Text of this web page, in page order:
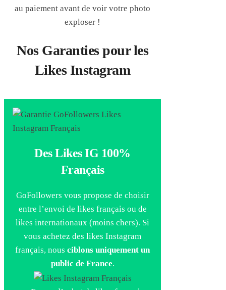
au paiement avant de voir votre photo
exploser !
Nos Garanties pour les
Likes Instagram
Des Likes IG 100%
Français
GoFollowers vous propose de choisir
entre l’envoi de likes français ou de
likes internationaux (moins chers). Si
vous achetez des likes Instagram
français, nousciblons uniquement un
public de France.